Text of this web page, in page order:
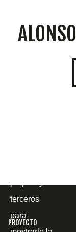
PROYECTO
terceros
para